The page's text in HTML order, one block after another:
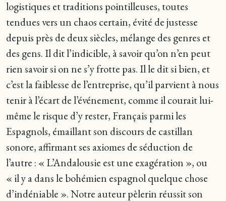
logistiques et traditions pointilleuses, toutes
tendues vers un chaos certain, évité de justesse
depuis près de deux siècles, mélange des genres et
des gens. Il dit l’indicible, à savoir qu’on n’en peut
rien savoir si on ne s’y frotte pas. Il le dit si bien, et
c’est la faiblesse de l’entreprise, qu’il parvient à nous
tenir à l’écart de l’événement, comme il courait lui-
même le risque d’y rester, Français parmi les
Espagnols, émaillant son discours de castillan
sonore, affirmant ses axiomes de séduction de
l’autre : « L’Andalousie est une exagération », ou
« il y a dans le bohémien espagnol quelque chose
d’indéniable ». Notre auteur pèlerin réussit son